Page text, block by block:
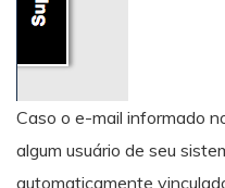
Caso o e-mail informado
algum usuário de seu
automaticamente